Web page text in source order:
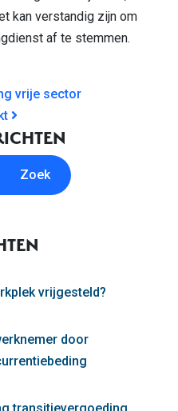
kan verstandig zijn om
af te stemmen.
vrije sector
vrijgesteld?
door